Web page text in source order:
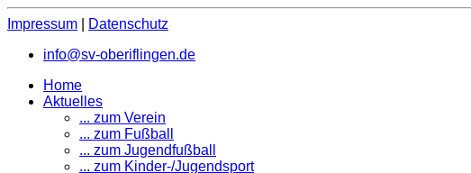
Impressum
Datenschutz
info@sv-oberiflingen.de
Home
Aktuelles
... zum Verein
... zum Fußball
... zum Jugendfußball
... zum Kinder-/Jugendsport